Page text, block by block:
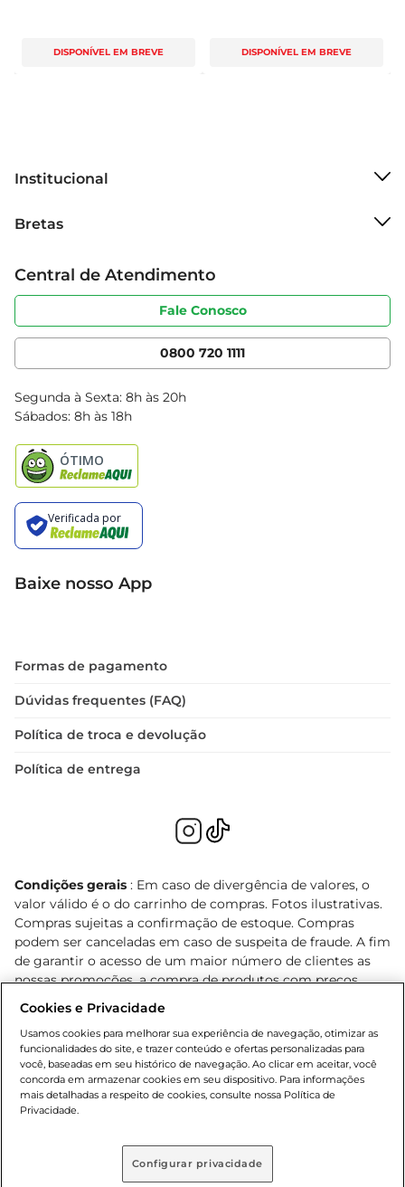
DISPONÍVEL EM BREVE DISPONÍVEL EM BREVE
Institucional
Grupo Cencosud
Sobre privacidade
Portal do fornecedor
Cencosud Media
Bretas
Produtos Bretas
Código de ética
Serviços
Clube Bretas
Blog Bretas
Black Friday
Central de Atendimento
Fale Conosco
0800 720 1111
Segunda à Sexta: 8h às 20h
Sábados: 8h às 18h
Baixe nosso App
Formas de pagamento
Dúvidas frequentes (FAQ)
Política de troca e devolução
Política de entrega
Condições gerais : Em caso de divergência de valores, o
valor válido é o do carrinho de compras. Fotos ilustrativas.
Compras sujeitas a confirmação de estoque. Compras
podem ser canceladas em caso de suspeita de fraude. A fim
de garantir o acesso de um maior número de clientes as
nossas promoções, a compra de produtos com preços
promocionais poderá ter sua quantidade limitada por
cliente. Os preços, ofertas e condições são exclusivos para
o e-commerce e válidos durante o dia de hoje, podendo
sofrer alterações sem prévia notificação. Proibida a venda
de bebidas alcoólicas para menores de 18 anos, conforme
Lei n.º 8069/90, art. 81, inciso II (Estatuto da Criança e do
Adolescente). Preços e condições exclusivos para o
prévio. O valor mínimo para as compras on-line é de R$
Cookies e Privacidade
Usamos cookies para melhorar sua experiência de navegação, otimizar as
funcionalidades do site, e trazer conteúdo e ofertas personalizadas para
você, baseadas em seu histórico de navegação. Ao clicar em aceitar, você
concorda em armazenar cookies em seu dispositivo. Para informações
mais detalhadas a respeito de cookies, consulte nossa Política de
Privacidade.
Configurar privacidade